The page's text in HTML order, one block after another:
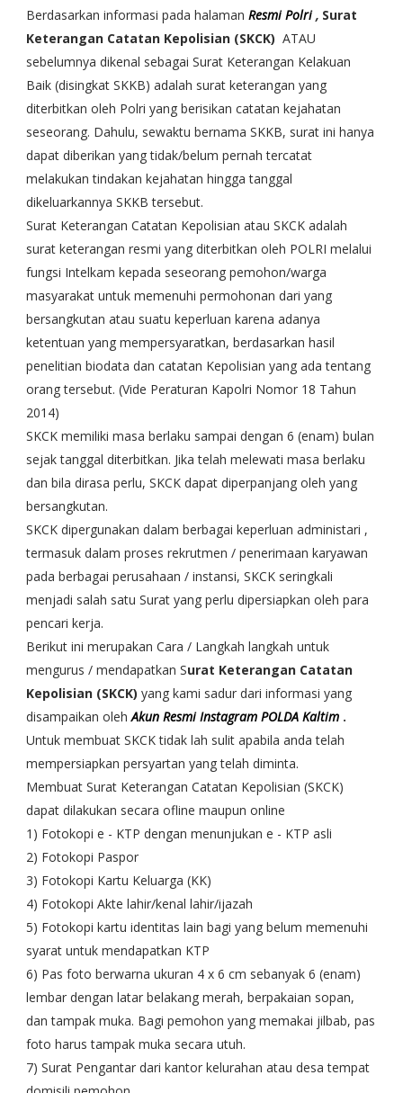
Berdasarkan informasi pada halaman Resmi Polri, Surat
Keterangan Catatan Kepolisian (SKCK) ATAU
sebelumnya dikenal sebagai Surat Keterangan Kelakuan
Baik (disingkat SKKB) adalah surat keterangan yang
diterbitkan oleh Polri yang berisikan catatan kejahatan
seseorang. Dahulu, sewaktu bernama SKKB, surat ini hanya
dapat diberikan yang tidak/belum pernah tercatat
melakukan tindakan kejahatan hingga tanggal
dikeluarkannya SKKB tersebut.
Surat Keterangan Catatan Kepolisian atau SKCK adalah
surat keterangan resmi yang diterbitkan oleh POLRI melalui
fungsi Intelkam kepada seseorang pemohon/warga
masyarakat untuk memenuhi permohonan dari yang
bersangkutan atau suatu keperluan karena adanya
ketentuan yang mempersyaratkan, berdasarkan hasil
penelitian biodata dan catatan Kepolisian yang ada tentang
orang tersebut. (Vide Peraturan Kapolri Nomor 18 Tahun
2014)
SKCK memiliki masa berlaku sampai dengan 6 (enam) bulan
sejak tanggal diterbitkan. Jika telah melewati masa berlaku
dan bila dirasa perlu, SKCK dapat diperpanjang oleh yang
bersangkutan.
SKCK dipergunakan dalam berbagai keperluan administari ,
termasuk dalam proses rekrutmen / penerimaan karyawan
pada berbagai perusahaan / instansi, SKCK seringkali
menjadi salah satu Surat yang perlu dipersiapkan oleh para
pencari kerja.
Berikut ini merupakan Cara / Langkah langkah untuk
mengurus / mendapatkan Surat Keterangan Catatan
Kepolisian (SKCK) yang kami sadur dari informasi yang
disampaikan olehAkun Resmi Instagram POLDA Kaltim.
Untuk membuat SKCK tidak lah sulit apabila anda telah
mempersiapkan persyartan yang telah diminta.
Membuat Surat Keterangan Catatan Kepolisian (SKCK)
dapat dilakukan secara ofline maupun online
1) Fotokopi e - KTP dengan menunjukan e - KTP asli
2) Fotokopi Paspor
3) Fotokopi Kartu Keluarga (KK)
4) Fotokopi Akte lahir/kenal lahir/ijazah
5) Fotokopi kartu identitas lain bagi yang belum memenuhi
syarat untuk mendapatkan KTP
6) Pas foto berwarna ukuran 4 x 6 cm sebanyak 6 (enam)
lembar dengan latar belakang merah, berpakaian sopan,
dan tampak muka. Bagi pemohon yang memakai jilbab, pas
foto harus tampak muka secara utuh.
7) Surat Pengantar dari kantor kelurahan atau desa tempat